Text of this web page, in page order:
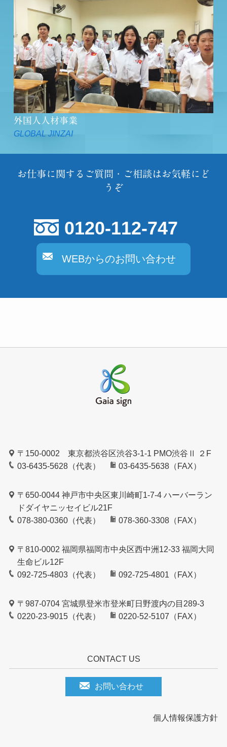
外国人人材事業
GLOBAL JINZAI
お仕事に関するご質問・ご相談はお気軽にど
うぞ
0120-112-747
WEBからのお問い合わせ
〒150-0002 東京都渋谷区渋谷3-1-1 PMO渋谷Ⅱ ２F
03-6435-5628（代表）
03-6435-5638（FAX）
〒650-0044 神戸市中央区東川崎町1-7-4 ハーバーラン
ドダイヤニッセイビル21F
078-380-0360（代表）
078-360-3308（FAX）
〒810-0002 福岡県福岡市中央区西中洲12-33 福岡大同
生命ビル12F
092-725-4803（代表）
092-725-4801（FAX）
〒987-0704 宮城県登米市登米町日野渡内の目289-3
0220-23-9015（代表）
0220-52-5107（FAX）
CONTACT US
お問い合わせ
個人情報保護方針